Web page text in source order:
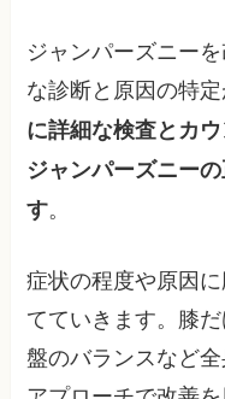
ジャンパーズニー
な診断と原因の特
に詳細な検査とカ
ジャンパーズニー
す。
症状の程度や原因
てていきます。膝
盤のバランスなど